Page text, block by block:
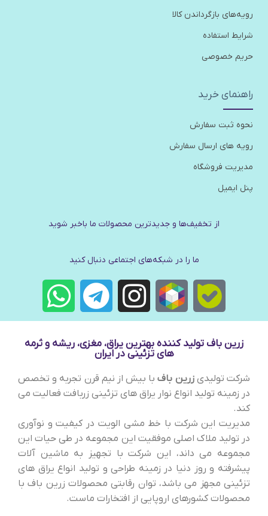
رویه‌های بازگرداندن کالا
شرایط استفاده
حریم خصوصی
راهنمای خرید
نحوه ثبت سفارش
رویه های ارسال سفارش
مدیریت فروشگاه
پنل ایمیل
از تخفیف‌ها و جدیدترین‌ محصولات ما باخبر شوید
ما را در شبکه‌های اجتماعی دنبال کنید
زرین باف تولید کننده بهترین یراق، مغزی، ریشه و ثرمه
های تزئینی در ایران
شرکت تولیدیزرین بافبا بیش از نیم قرن تجربه و تخصص
در زمینه تولید انواع نوار یراق های تزئینی زربافت فعالیت می
کند.
مدیریت این شرکت با خط مشی الویت در کیفیت و نوآوری
در تولید ملاک اصلی موفقیت این مجموعه در طی حیات این
مجموعه می داند، این شرکت با تجهیز به ماشین آلات
پیشرفته و روز دنیا در زمینه طراحی و تولید انواع یراق های
تزئینی مجهز می باشد، توان رقابتی محصولات زرین باف با
محصولات کشورهای اروپایی از افتخارات ماست.